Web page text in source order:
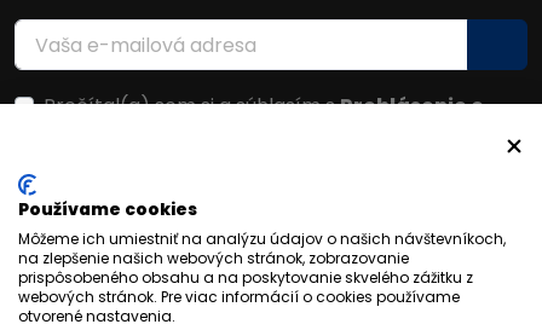
Prečítal(a) som si a súhlasím sPrehlásenie o
Používame cookies
Môžeme ich umiestniť na analýzu údajov o našich návštevníkoch,
na zlepšenie našich webových stránok, zobrazovanie
prispôsobeného obsahu a na poskytovanie skvelého zážitku z
webových stránok. Pre viac informácií o cookies používame
otvorené nastavenia.